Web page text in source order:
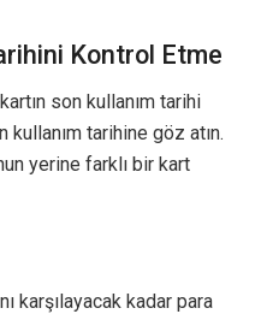
Kontrol Etme
son kullanım tarihi
kullanım tarihine göz atın.
yerine farklı bir kart
karşılayacak kadar para